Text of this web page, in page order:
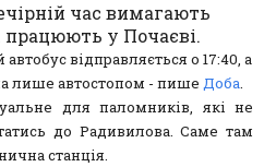
час вимагають
працюють у Почаєві.
відправляється о 17:40, а
лише автостопом - пише Доба.
для паломників, які не
до Радивилова. Саме там
станція.